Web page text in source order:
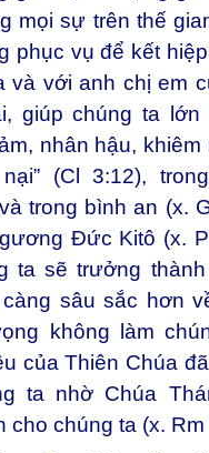
mọi sự trên thế
phục vụ để kết
và với anh chị em
giúp chúng ta lớn
nhân hậu, khiêm
(Cl 3:12),
trong bình an (x.
Đức Kitô (x.
ta sẽ trưởng
sâu sắc hơn
không làm
của Thiên Chúa
ta nhờ Chúa
chúng ta (x. Rm